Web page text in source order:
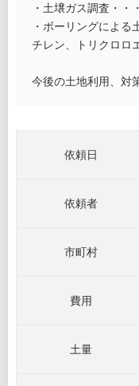
・土壌ガス調査・・
・ボーリングによる
チレン、トリクロロ
今後の土地利用、対
依頼日
依頼者
市町村
費用
土量